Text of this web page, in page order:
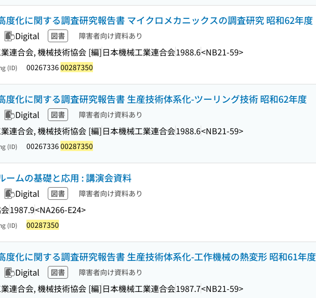
度化に関する調査研究報告書 マイクロメカニックスの調査研究 昭和62年度
Digital 図書 障害者向け資料あり
連合会, 機械技術協会 [編]日本機械工業連合会1988.6<NB21-59>
(ID) 0026733600287350
度化に関する調査研究報告書 生産技術体系化-ツーリング技術 昭和62年度
Digital 図書 障害者向け資料あり
連合会, 機械技術協会 [編]日本機械工業連合会1988.6<NB21-59>
(ID) 0026733600287350
ームの基礎と応用 : 講演会資料
Digital 図書 障害者向け資料あり
1987.9<NA266-E24>
(ID) 00287350
度化に関する調査研究報告書 生産技術体系化-工作機械の熱変形 昭和61年度
Digital 図書 障害者向け資料あり
連合会, 機械技術協会 [編]日本機械工業連合会1987.7<NB21-59>